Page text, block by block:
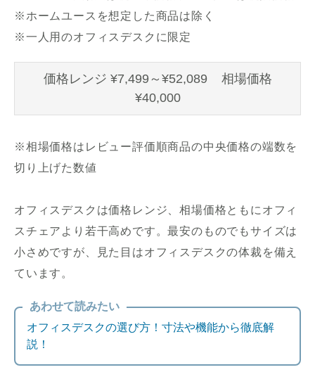
※ホームユースを想定した商品は除く
※一人用のオフィスデスクに限定
価格レンジ ¥7,499～¥52,089 相場価格
¥40,000
※相場価格はレビュー評価順商品の中央価格の端数を
切り上げた数値
オフィスデスクは価格レンジ、相場価格ともにオフィ
スチェアより若干高めです。最安のものでもサイズは
小さめですが、見た目はオフィスデスクの体裁を備え
ています。
あわせて読みたい
オフィスデスクの選び方！寸法や機能から徹底解
説！